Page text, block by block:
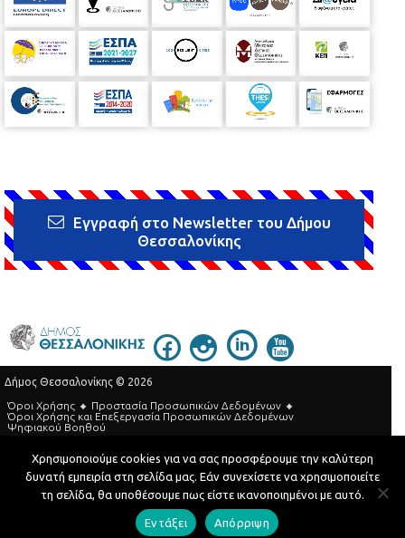
Εγγραφή στο Newsletter του Δήμου
Θεσσαλονίκης
Δήμος Θεσσαλονίκης © 2026
Όροι Χρήσης
Προστασία Προσωπικών Δεδομένων
Όροι Xρήσης και Eπεξεργασία Προσωπικών Δεδομένων
Ψηφιακού Βοηθού
Τηλεφωνικός Κατάλογος
Developed by MyCompany Projects
Χρησιμοποιούμε cookies για να σας προσφέρουμε την καλύτερη
δυνατή εμπειρία στη σελίδα μας. Εάν συνεχίσετε να χρησιμοποιείτε
τη σελίδα, θα υποθέσουμε πως είστε ικανοποιημένοι με αυτό.
Εντάξει Απόρριψη